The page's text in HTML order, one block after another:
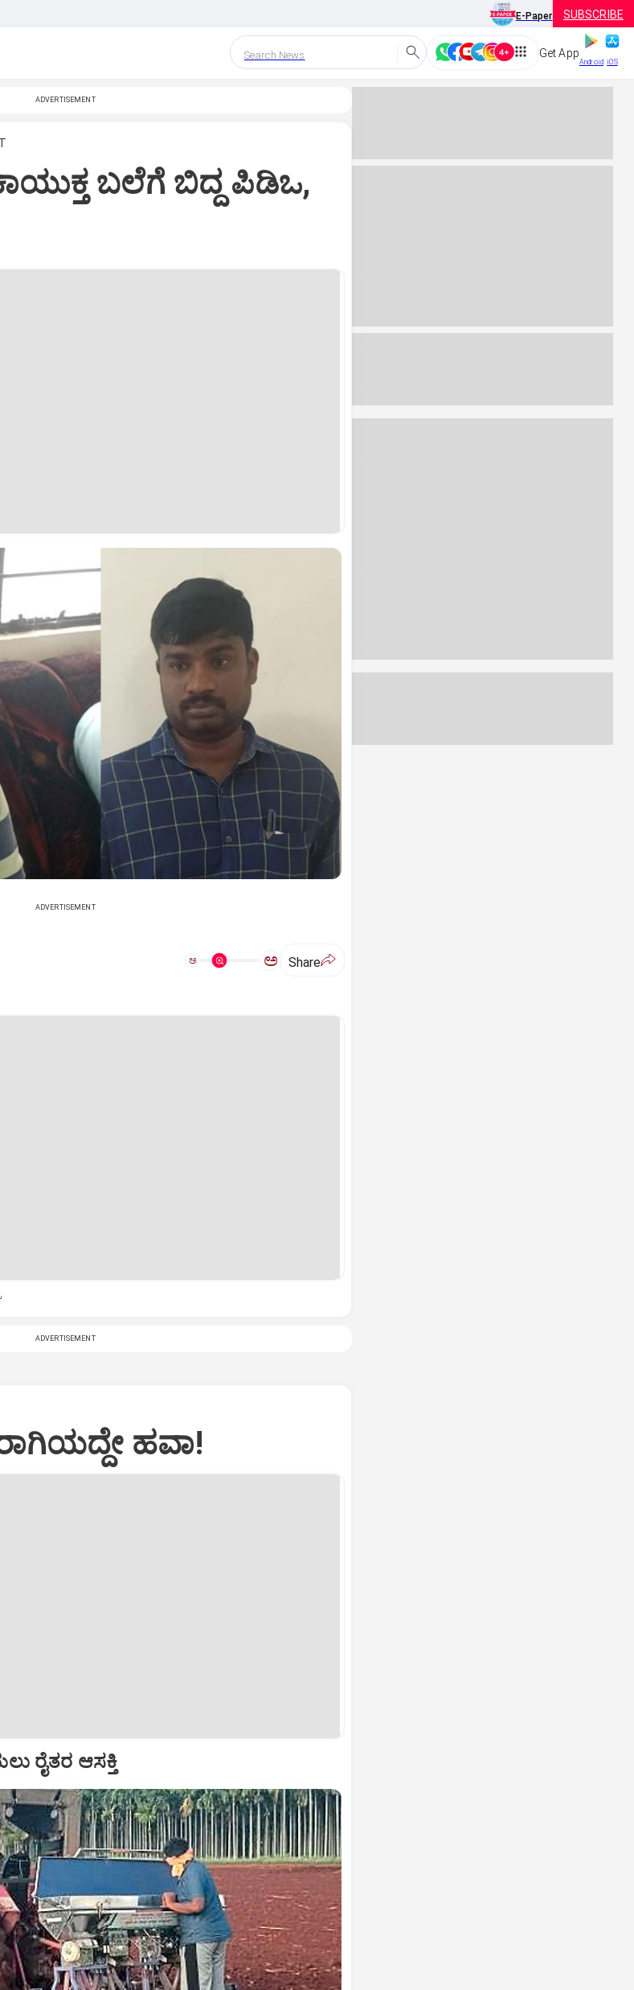
E-Paper SUBSCRIBE
Search News Get App
Android iOS
ADVERTISEMENT
ಬಲೆಗೆ ಬಿದ್ದ ಪಿಡಿಒ,
ADVERTISEMENT
ಅ ಅ Share
ADVERTISEMENT
ಹವಾ!
ರೈತರ ಆಸಕ್ತಿ